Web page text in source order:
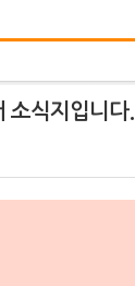
소식지입니다.